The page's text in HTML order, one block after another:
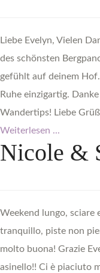
Liebe Evelyn, Vielen
des schönsten
gefühlt auf deinem
Ruhe einzigartig.
Wandertips! Liebe
Weiterlesen ...
Nicole &
Weekend lungo, sciare
tranquillo, piste non
molto buona! Grazie
asinello!! Ci è piaciuto